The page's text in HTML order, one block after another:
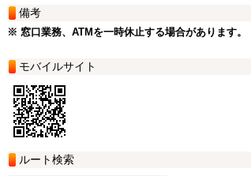
備考
※ 窓口業務、ATMを一時休止する場合があります。
モバイルサイト
ルート検索